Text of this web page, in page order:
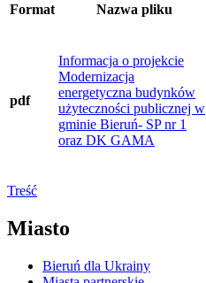
Format
Nazwa pliku
pdf
Informacja o projekcie
Modernizacja
energetyczna budynków
użyteczności publicznej w
gminie Bieruń- SP nr 1
oraz DK GAMA
Treść
Miasto
Bieruń dla Ukrainy